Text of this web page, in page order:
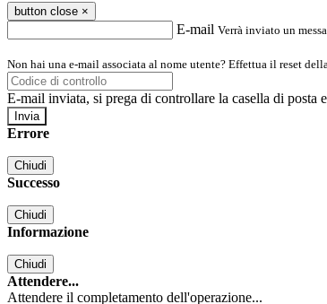
button close ×
E-mail Verrà inviato un
Non hai una e-mail associata al nome utente? Effettua il reset
E-mail inviata, si prega di controllare la casella di posta
Errore
Chiudi
Successo
Chiudi
Informazione
Chiudi
Attendere...
Attendere il completamento dell'operazione...